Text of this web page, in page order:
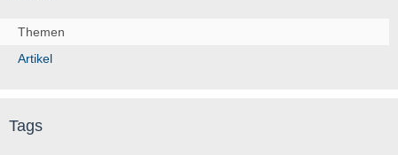
Themen
Artikel
Tags